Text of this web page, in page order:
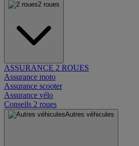
2 roues
ASSURANCE 2 ROUES
Assurance moto
Assurance scooter
Assurance vélo
Conseils 2 roues
Autres véhicules